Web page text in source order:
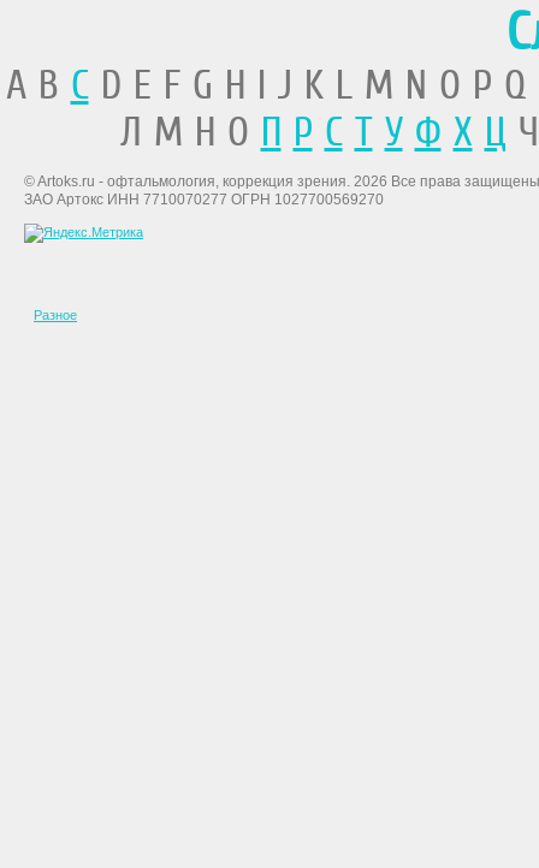
A B CD E F G H I J K L M N O P
Л М Н О П Р С Т У Ф Х Ц
© Artoks.ru - офтальмология, коррекция зрения. 2026 Все права
ЗАО Артокс ИНН 7710070277 ОГРН 1027700569270
Разное